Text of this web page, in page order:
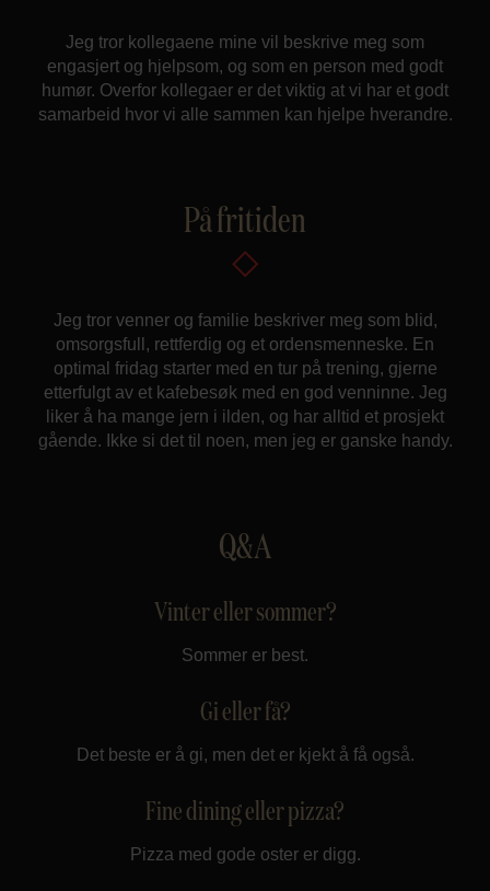
Jeg tror kollegaene mine vil beskrive meg som
engasjert og hjelpsom, og som en person med godt
humør. Overfor kollegaer er det viktig at vi har et godt
samarbeid hvor vi alle sammen kan hjelpe hverandre.
På fritiden
Jeg tror venner og familie beskriver meg som blid,
omsorgsfull, rettferdig og et ordensmenneske. En
optimal fridag starter med en tur på trening, gjerne
etterfulgt av et kafebesøk med en god venninne. Jeg
liker å ha mange jern i ilden, og har alltid et prosjekt
gående. Ikke si det til noen, men jeg er ganske handy.
Q&A
Vinter eller sommer?
Sommer er best.
Gi eller få?
Det beste er å gi, men det er kjekt å få også.
Fine dining eller pizza?
Pizza med gode oster er digg.